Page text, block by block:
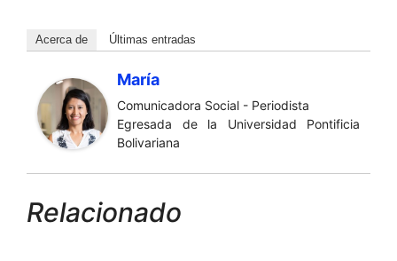
Acerca de Últimas entradas
María
Comunicadora Social - Periodista
Egresada de la Universidad Pontificia
Bolivariana
Relacionado